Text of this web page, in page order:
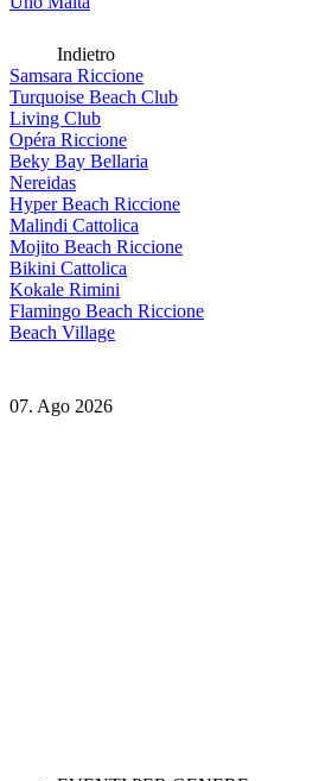
Indietro
Samsara Riccione
Turquoise Beach Club
Living Club
Opéra Riccione
Beky Bay Bellaria
Nereidas
Hyper Beach Riccione
Malindi Cattolica
Mojito Beach Riccione
Bikini Cattolica
Kokale Rimini
Flamingo Beach Riccione
Beach Village
07. Ago 2026